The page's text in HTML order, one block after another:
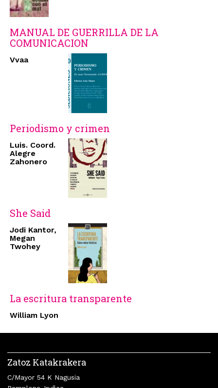
MANUAL DE GUERRILLA DE LA
COMUNICACION
Vvaa
Periodismo y crimen
Luis. Coord.
Alegre
Zahonero
She Said
Jodi Kantor,
Megan
Twohey
La escritura transparente
William Lyon
Zatoz Katakrakera
C/Mayor 54 K Nagusia